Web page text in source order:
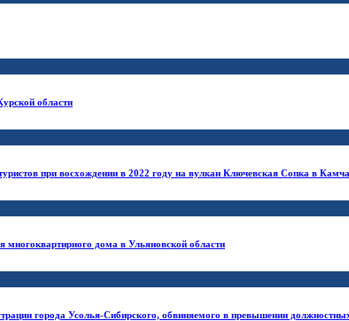
области
при восхождении в 2022 году на вулкан Ключевская Сопка в
многоквартирного дома в Ульяновской области
города Усолья-Сибирского, обвиняемого в превышении